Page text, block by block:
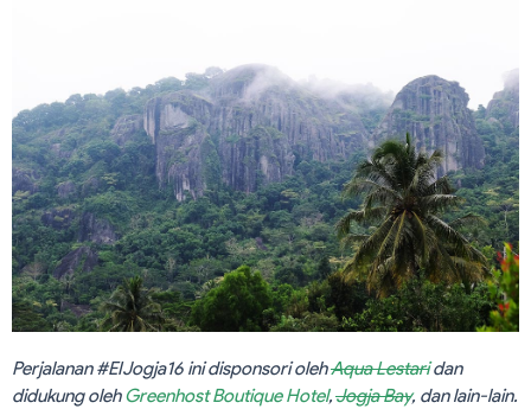
Perjalanan #EIJogja16 ini disponsori olehAqua Lestaridan
didukung olehGreenhost Boutique Hotel,Jogja Bay, dan lain-lain.